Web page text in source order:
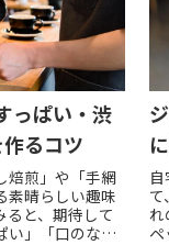
っぱい・渋
るコツ
焙煎」や「手網
素晴らしい趣味
ると、期待して
い」「口のなか
れ